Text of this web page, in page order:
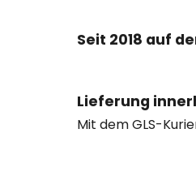
Seit 2018 auf
Lieferung
Mit dem GLS-